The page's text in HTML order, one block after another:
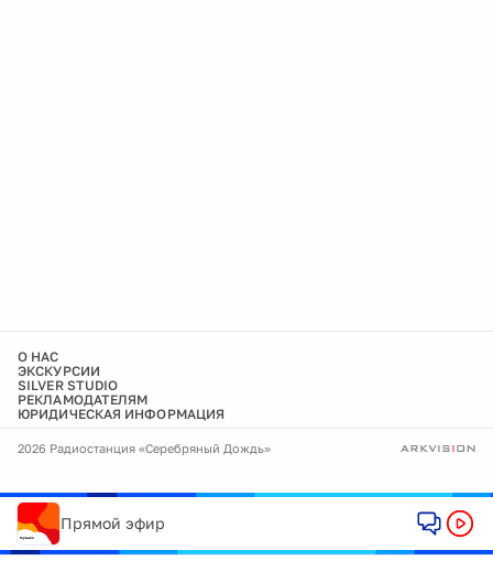
О НАС
ЭКСКУРСИИ
SILVER STUDIO
РЕКЛАМОДАТЕЛЯМ
ЮРИДИЧЕСКАЯ ИНФОРМАЦИЯ
2026 Радиостанция «Серебряный Дождь»
Прямой эфир